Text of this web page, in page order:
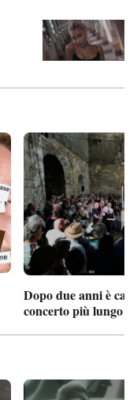
Dopo due anni è
concerto più lungo